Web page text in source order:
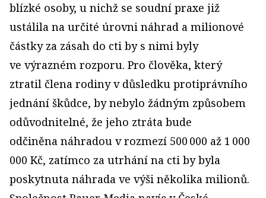
blízké osoby, u nichž se soudní praxe již
ustálila na určité úrovni náhrad a milionové
částky za zásah do cti by s nimi byly
ve výrazném rozporu. Pro člověka, který
ztratil člena rodiny v důsledku protiprávního
jednání škůdce, by nebylo žádným způsobem
odůvodnitelné, že jeho ztráta bude
odčiněna náhradou v rozmezí 500 000 až 1 000
000 Kč, zatímco za utrhání na cti by byla
poskytnuta náhrada ve výši několika milionů.